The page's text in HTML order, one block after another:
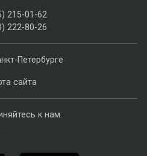
Петербурге
сайта
215-01-62
222-80-26
к нам: